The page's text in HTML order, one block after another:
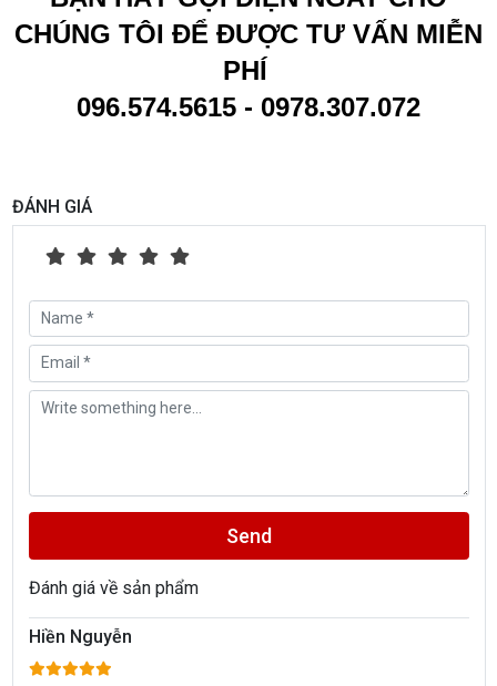
CHÚNG TÔI ĐỂ ĐƯỢC TƯ VẤN MIỄN
PHÍ
096.574.5615 - 0978.307.072
ĐÁNH GIÁ
Send
Đánh giá về sản phẩm
Hiền Nguyễn